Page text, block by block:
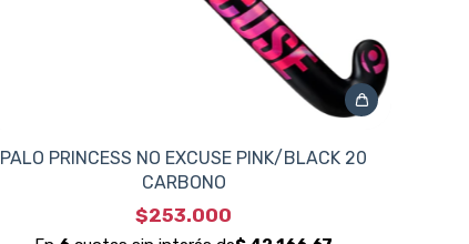
PALO PRINCESS NO EXCUSE PINK/BLACK 20
CARBONO
$253.000